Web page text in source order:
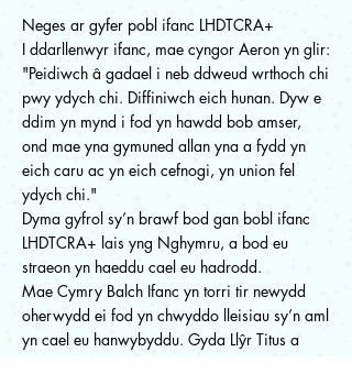
Neges ar gyfer pobl ifanc LHDTCRA+
I ddarllenwyr ifanc, mae cyngor Aeron yn glir:
"Peidiwch â gadael i neb ddweud wrthoch chi
pwy ydych chi. Diffiniwch eich hunan. Dyw e
ddim yn mynd i fod yn hawdd bob amser,
ond mae yna gymuned allan yna a fydd yn
eich caru ac yn eich cefnogi, yn union fel
ydych chi."
Dyma gyfrol sy’n brawf bod gan bobl ifanc
LHDTCRA+ lais yng Nghymru, a bod eu
straeon yn haeddu cael eu hadrodd.
Mae Cymry Balch Ifanc yn torri tir newydd
oherwydd ei fod yn chwyddo lleisiau sy’n aml
yn cael eu hanwybyddu. Gyda Llŷr Titus a